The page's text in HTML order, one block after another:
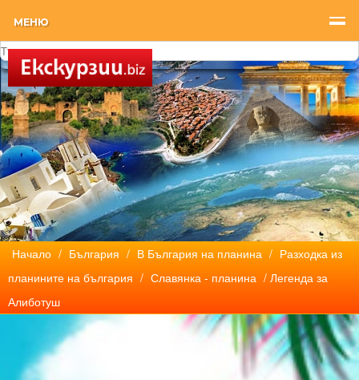
МЕНЮ
Начало / България / В България на планина / Разходка из
планините на българия / Славянка - планина / Легенда за
Алиботуш